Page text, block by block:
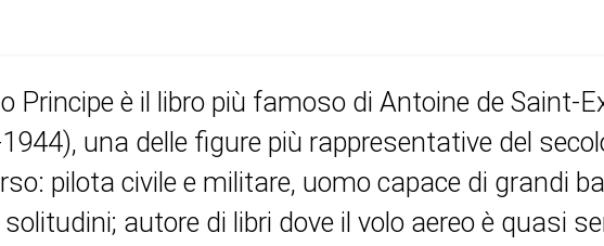
Principe è il libro più famoso di Antoine de Saint-
una delle figure più rappresentative del
pilota civile e militare, uomo capace di grandi
autore di libri dove il volo aereo è quasi